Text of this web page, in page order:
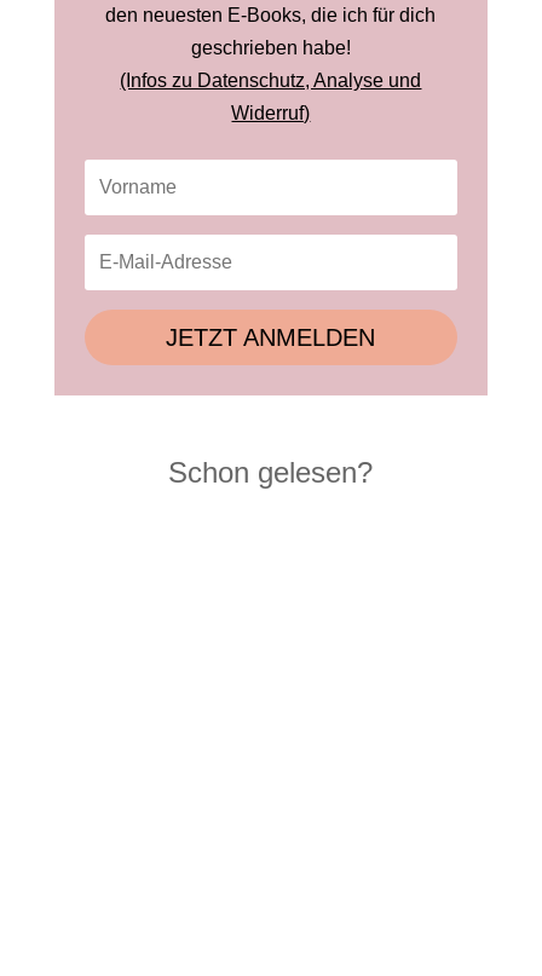
den neuesten E-Books, die ich für dich
geschrieben habe!
(Infos zu Datenschutz, Analyse und
Widerruf)
JETZT ANMELDEN
Schon gelesen?